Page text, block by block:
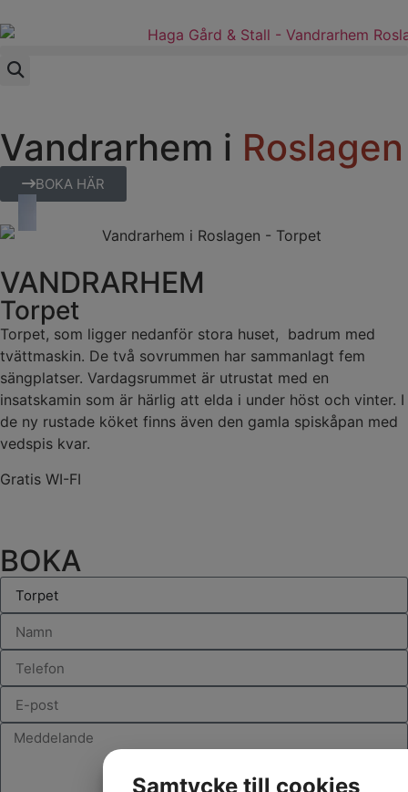
Vandrarhem i Roslagen
BOKA HÄR
VANDRARHEM
Torpet
Torpet, som ligger nedanför stora huset, badrum med
tvättmaskin. De två sovrummen har sammanlagt fem
sängplatser. Vardagsrummet är utrustat med en
insatskamin som är härlig att elda i under höst och vinter. I
de ny rustade köket finns även den gamla spiskåpan med
vedspis kvar.
Gratis WI-FI
BOKA
Samtycke till cookies